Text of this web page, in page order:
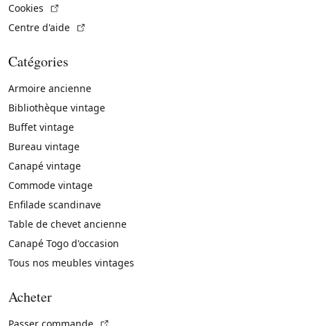
Cookies
Centre d'aide
Catégories
Armoire ancienne
Bibliothèque vintage
Buffet vintage
Bureau vintage
Canapé vintage
Commode vintage
Enfilade scandinave
Table de chevet ancienne
Canapé Togo d'occasion
Tous nos meubles vintages
Acheter